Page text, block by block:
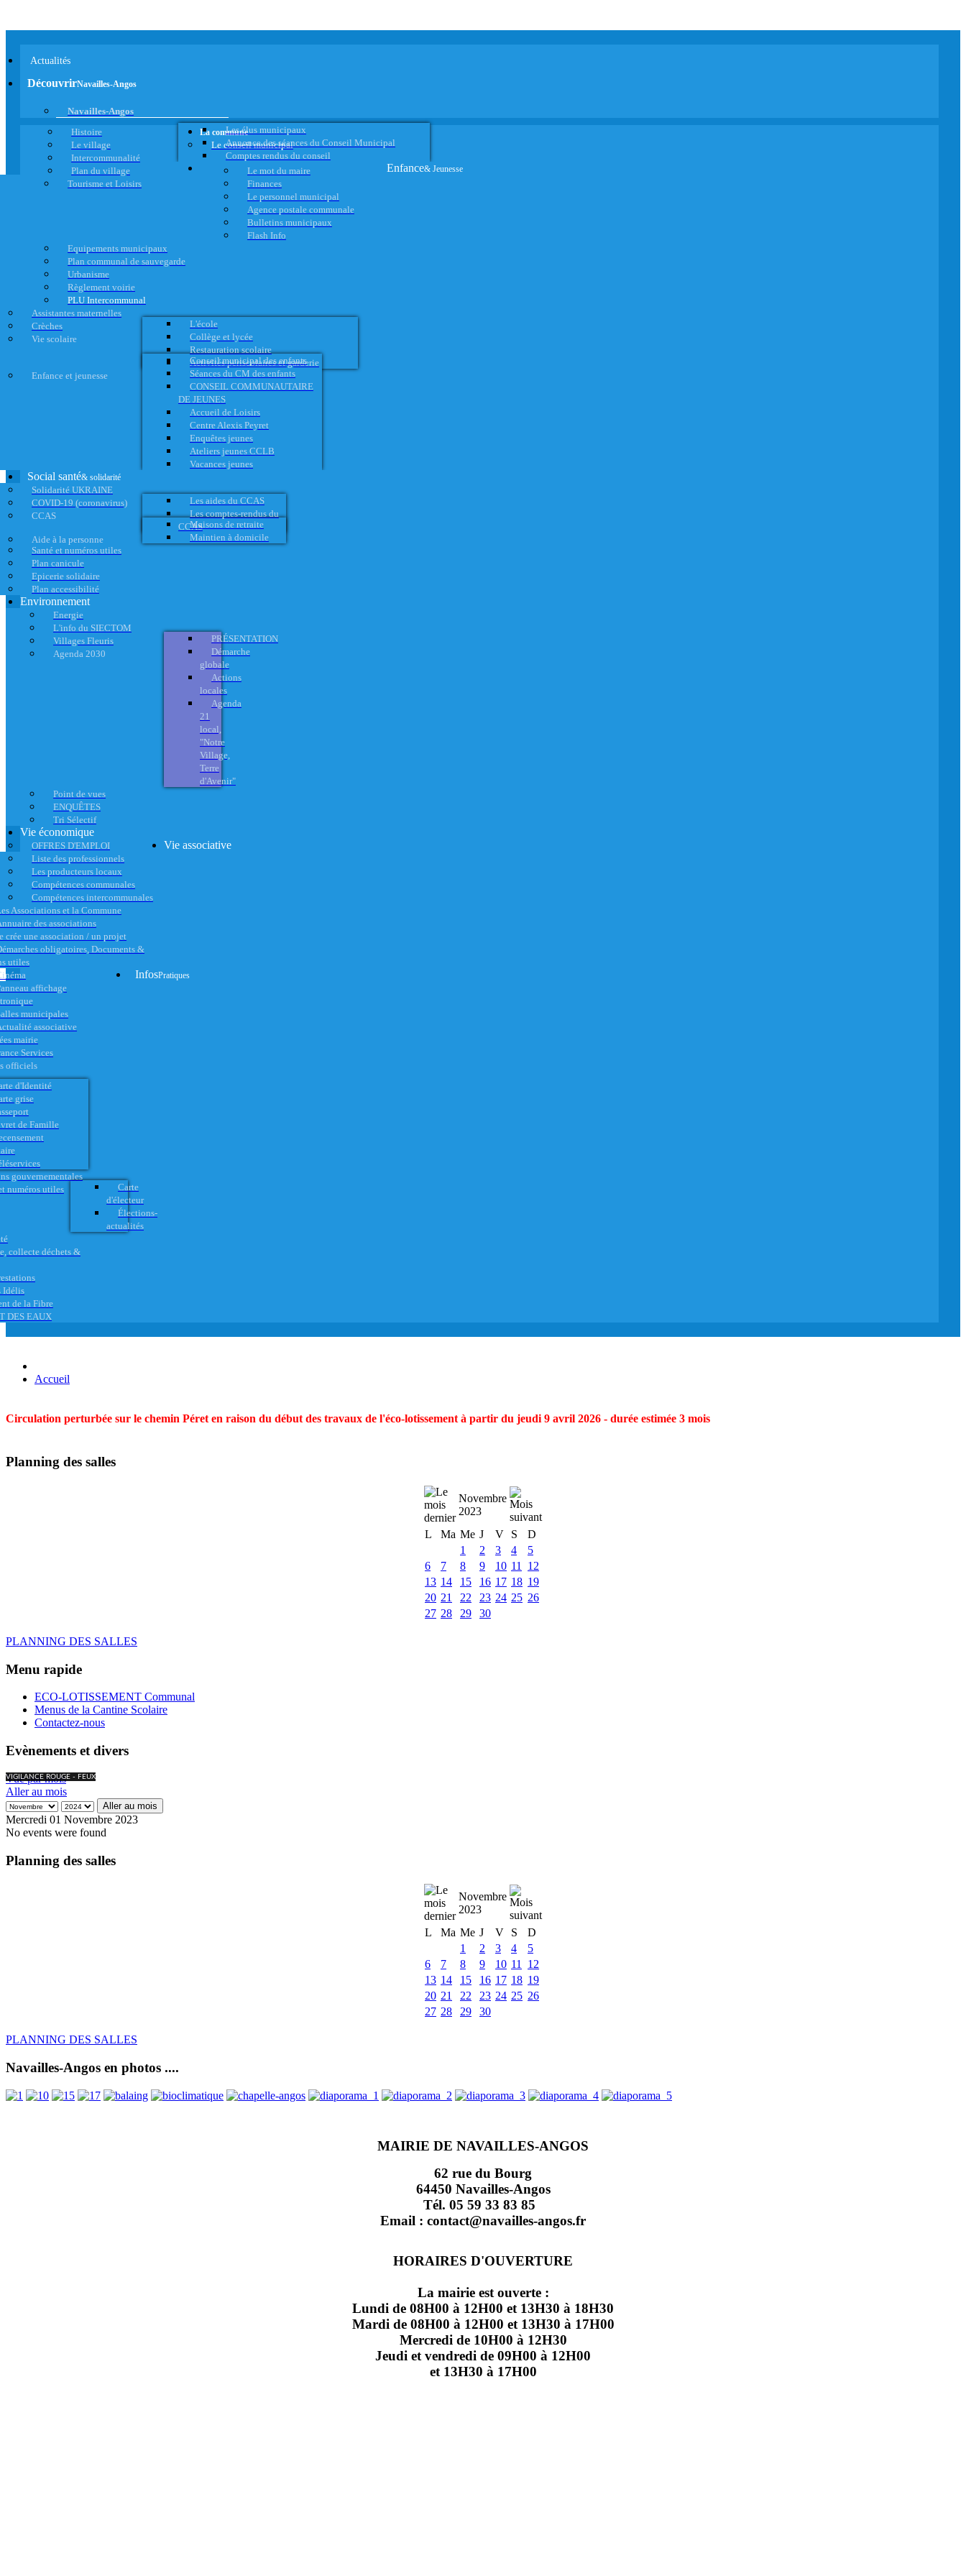
Actualités
DécouvrirNavailles-Angos
Navailles-Angos
Histoire
Le village
Intercommunalité
Plan du village
Tourisme et Loisirs
La commune
Le conseil municipal
Les élus municipaux
Annonce des séances du Conseil Municipal
Comptes rendus du conseil
Le mot du maire
Finances
Le personnel municipal
Agence postale communale
Bulletins municipaux
Flash Info
Equipements municipaux
Plan communal de sauvegarde
Urbanisme
Règlement voirie
PLU Intercommunal
Enfance& Jeunesse
Assistantes maternelles
Crèches
Vie scolaire
L'école
Collège et lycée
Restauration scolaire
Activités périscolaires et garderie
Enfance et jeunesse
Conseil municipal des enfants
Séances du CM des enfants
CONSEIL COMMUNAUTAIRE
DE JEUNES
Accueil de Loisirs
Centre Alexis Peyret
Enquêtes jeunes
Ateliers jeunes CCLB
Vacances jeunes
Social santé& solidarité
Solidarité UKRAINE
COVID-19 (coronavirus)
CCAS
Les aides du CCAS
Les comptes-rendus du
CCAS
Aide à la personne
Maisons de retraite
Maintien à domicile
Santé et numéros utiles
Plan canicule
Epicerie solidaire
Plan accessibilité
Environnement
Energie
L'info du SIECTOM
Villages Fleuris
Agenda 2030
PRÉSENTATION
Démarche
globale
Actions
locales
Agenda
21
local,
"Notre
Village,
Terre
d'Avenir"
Point de vues
ENQUÊTES
Tri Sélectif
Vie économique
OFFRES D'EMPLOI
Liste des professionnels
Les producteurs locaux
Compétences communales
Compétences intercommunales
Vie associative
Associations et la Commune
des associations
crée une association / un projet
obligatoires, Documents &
utiles
affichage
municipales
associative
InfosPratiques
mairie
Services
officiels
d'Identité
grise
de Famille
gouvernementales
numéros utiles
Carte
d'électeur
Élections-
actualités
collecte déchets &
Idélis
de la Fibre
DES EAUX
Accueil
Circulation perturbée sur le chemin Péret en raison du début des travaux de l'éco-lotissement à partir du jeudi 9 avril 2026 - durée estimée 3 mois
Planning des salles
Novembre
2023
L
Ma Me J V S
D
1
2 3 4
5
6
7 8 9 10 11
12
13 14 15 16 17 18 19
20 21 22 23 24 25 26
27 28 29 30
PLANNING DES SALLES
Menu rapide
ECO-LOTISSEMENT Communal
Menus de la Cantine Scolaire
Contactez-nous
Evènements et divers
VIGILANCE ROUGE - FEUX
Vue par mois
Aller au mois
Aller au mois
Mercredi 01 Novembre 2023
No events were found
Planning des salles
Novembre
2023
L
Ma Me J V S
D
1
2 3 4
5
6
7 8 9 10 11
12
13 14 15 16 17 18 19
20 21 22 23 24 25 26
27 28 29 30
PLANNING DES SALLES
Navailles-Angos en photos ....
MAIRIE DE NAVAILLES-ANGOS
62 rue du Bourg
64450 Navailles-Angos
Tél. 05 59 33 83 85
Email : contact@navailles-angos.fr
HORAIRES D'OUVERTURE
La mairie est ouverte :
Lundi de 08H00 à 12H00 et 13H30 à 18H30
Mardi de 08H00 à 12H00 et 13H30 à 17H00
Mercredi de 10H00 à 12H30
Jeudi et vendredi de 09H00 à 12H00
et 13H30 à 17H00